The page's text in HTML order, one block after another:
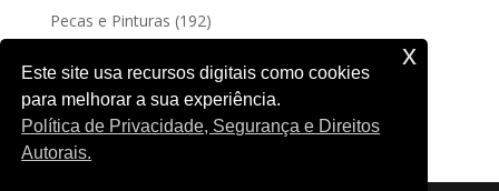
produtos
Pecas e Pinturas 192192
produtos
192
produtos
Posters sem moldura 44
produtos
Quadro Decorativo 188188
produtos
Este site usa recursos digitais como cookies
para melhorar a sua experiência.
Política de Privacidade, Segurança e Direitos
Autorais.
x